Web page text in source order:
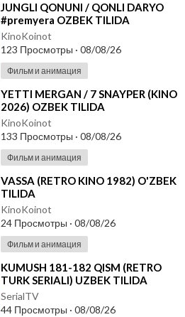
⁣JUNGLI QONUNI / QONLI DARYO
#premyera OZBEK TILIDA
KinoKoinot
123 Просмотры · 08/08/26
Фильм и анимация
⁣YETTI MERGAN / 7 SNAYPER (KINO
2026) OZBEK TILIDA
KinoKoinot
133 Просмотры · 08/08/26
Фильм и анимация
⁣VASSA (RETRO KINO 1982) O'ZBEK
TILIDA
KinoKoinot
24 Просмотры · 08/08/26
Фильм и анимация
⁣KUMUSH 181-182 QISM (RETRO
TURK SERIALI) UZBEK TILIDA
SerialTV
44 Просмотры · 08/08/26